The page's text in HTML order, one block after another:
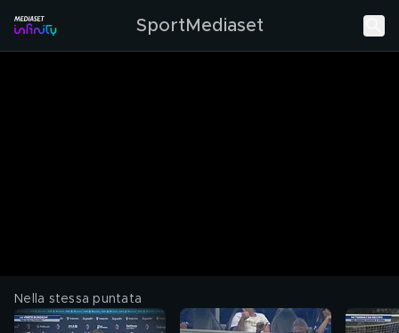
SportMediaset
Nella stessa puntata